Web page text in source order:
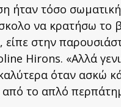
ήταν τόσο
να κρατήσω το
είπε στην
Hirons. «Αλλά
όταν ασκώ
από το απλό